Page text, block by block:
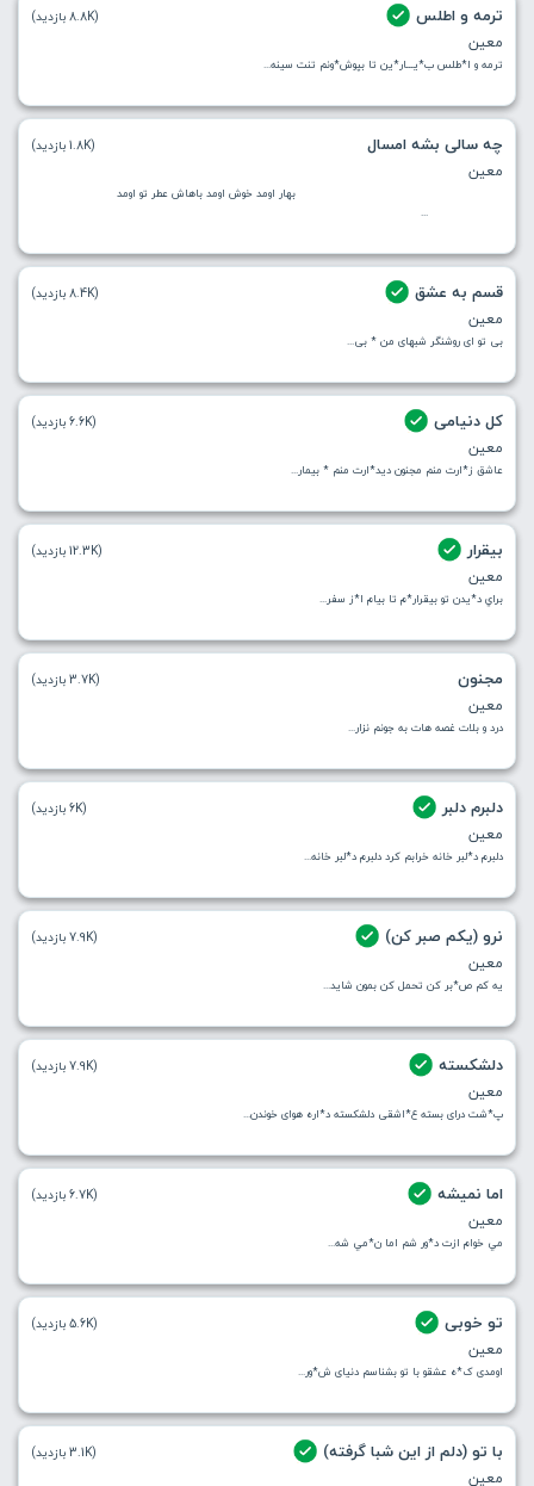
ترمه و اطلس
معین
ترمه و ا*طلس ب*یـــار*ین تا بپوش*ونم تنت سینه...
(8.8K بازدید)
چه سالی بشه امسال
معین
بهار اومد خوش اومد باهاش عطر تو اومد
...
(1.8K بازدید)
قسم به عشق
معین
بی تو ای روشنگر شبهای من * بی...
(8.4K بازدید)
کل دنیامی
معین
عاشق ز*ارت منم مجنون دید*ارت منم * بیمار...
(6.6K بازدید)
بیقرار
معین
براي د*يدن تو بيقرار*م تا بيام ا*ز سفر...
(12.3K بازدید)
مجنون
معین
درد و بلات غصه هات به جونم نزار...
(3.7K بازدید)
دلبرم دلبر
معین
دلبرم د*لبر خانه خرابم کرد دلبرم د*لبر خانه...
(6K بازدید)
نرو (یکم صبر کن)
معین
یه کم ص*بر کن تحمل کن بمون شاید...
(7.9K بازدید)
دلشکسته
معین
پ*شت درای بسته ع*اشقی دلشكسته د*اره هوای خوندن...
(7.9K بازدید)
اما نمیشه
معین
مي خوام ازت د*ور شم اما ن*مي شه...
(6.7K بازدید)
تو خوبی
معین
اومدی ک*ه عشقو با تو بشناسم دنيای ش*ور...
(5.6K بازدید)
با تو (دلم از این شبا گرفته)
معین
(3.1K بازدید)